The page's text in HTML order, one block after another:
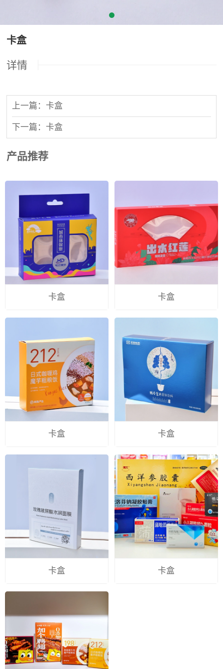
卡盒
详情
上一篇：卡盒
下一篇：卡盒
产品推荐
卡盒 卡盒
卡盒 卡盒
卡盒 卡盒